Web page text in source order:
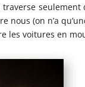
traverse
(on n’a
les voitures en